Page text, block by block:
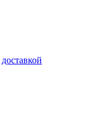
доставкой